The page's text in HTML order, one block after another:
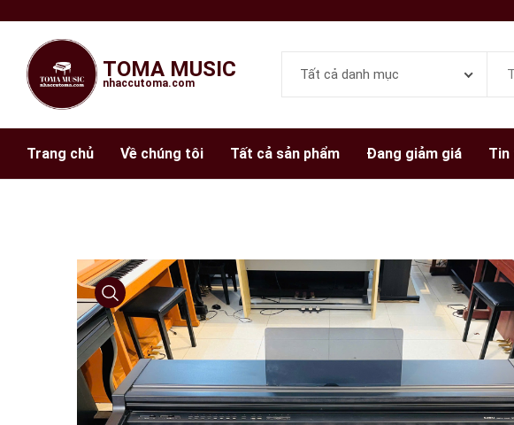
TOMA MUSIC
nhaccutoma.com
Trang chủ Về chúng tôi Tất cả sản phẩm Đang giảm giá Tin